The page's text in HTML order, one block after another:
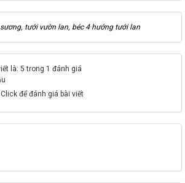
, tưới vườn lan, béc 4 hướng tưới lan
là: 5 trong 1 đánh giá
Click để đánh giá bài viết